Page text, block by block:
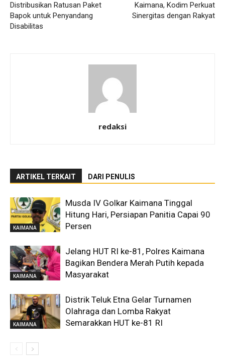
Distribusikan Ratusan Paket
Bapok untuk Penyandang
Disabilitas
Kaimana, Kodim Perkuat
Sinergitas dengan Rakyat
redaksi
ARTIKEL TERKAIT DARI PENULIS
KAIMANA
Musda IV Golkar Kaimana Tinggal
Hitung Hari, Persiapan Panitia Capai 90
Persen
KAIMANA
Jelang HUT RI ke-81, Polres Kaimana
Bagikan Bendera Merah Putih kepada
Masyarakat
KAIMANA
Distrik Teluk Etna Gelar Turnamen
Olahraga dan Lomba Rakyat
Semarakkan HUT ke-81 RI